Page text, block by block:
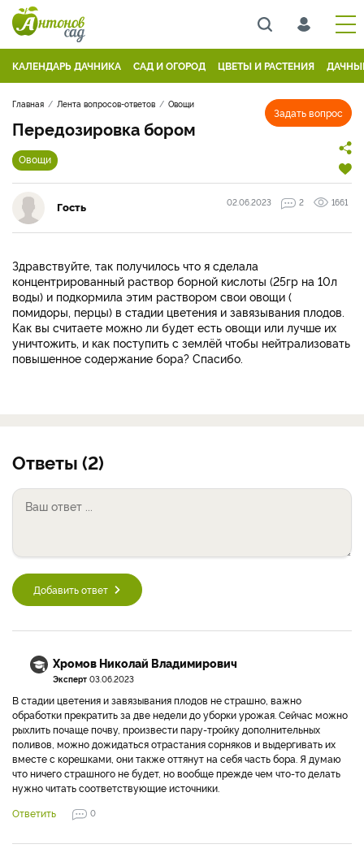
КАЛЕНДАРЬ ДАЧНИКА САД И ОГОРОД ЦВЕТЫ И РАСТЕНИЯ
Задать вопрос
Главная Лента вопросов-ответов Овощи
Передозировка бором
Овощи
Гость 02.06.2023 2 1661
Здравствуйте, так получилось что я сделала
концентрированный раствор борной кислоты (25гр на 10л
воды) и подкормила этим раствором свои овощи (
помидоры, перцы) в стадии цветения и завязывания плодов.
Как вы считаете можно ли будет есть овощи или лучше их
уничтожить, и как поступить с землёй чтобы нейтрализовать
повышенное содержание бора? Спасибо.
Ответы (2)
Добавить ответ
Хромов Николай Владимирович
Эксперт 03.06.2023
В стадии цветения и завязывания плодов не страшно, важно
обработки прекратить за две недели до уборки урожая. Сейчас можно
рыхлить почаще почву, произвести пару-тройку дополнительных
поливов, можно дожидаться отрастания сорняков и выдергивать их
вместе с корешками, они также оттянут на себя часть бора. Я думаю
что ничего страшного не будет, но вообще прежде чем что-то делать
нужно читать соответствующие источники.
Ответить
0